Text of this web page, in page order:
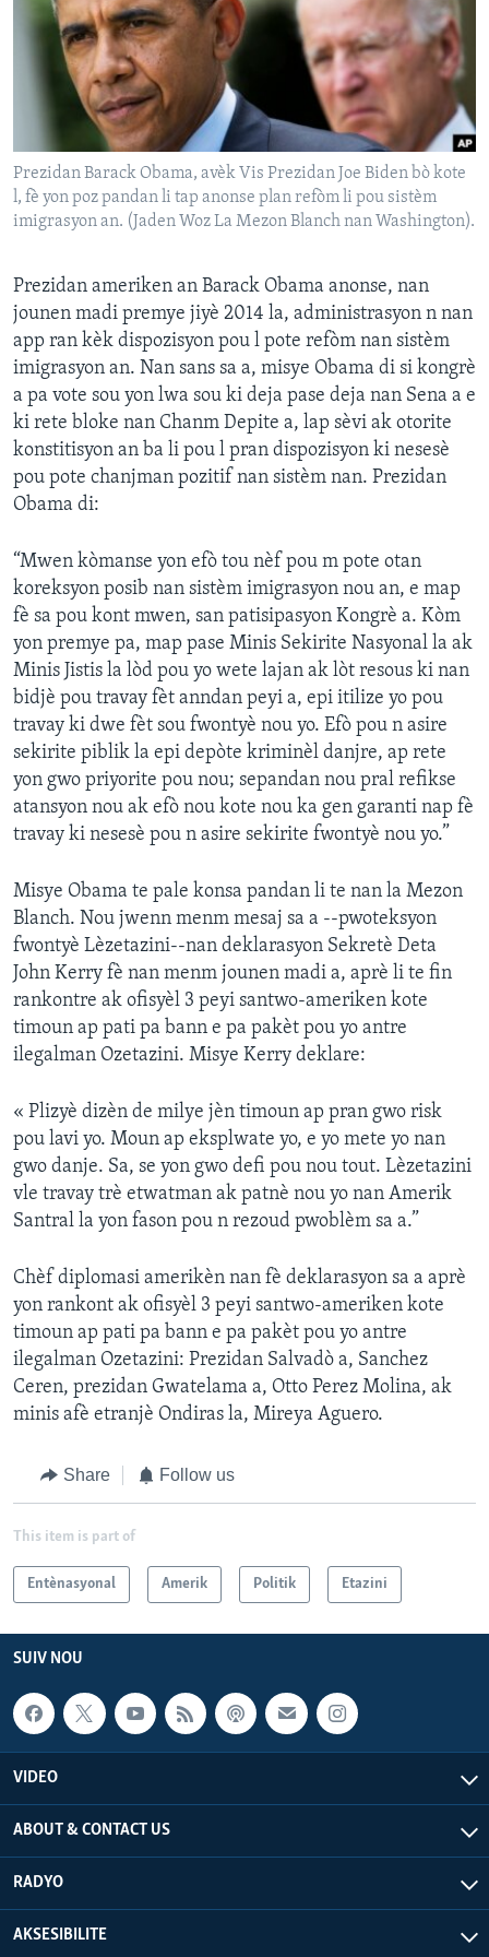
Languages
Prezidan Barack Obama, avèk Vis Prezidan Joe Biden bò kote
l, fè yon poz pandan li tap anonse plan refòm li pou sistèm
imigrasyon an. (Jaden Woz La Mezon Blanch nan Washington).
Prezidan ameriken an Barack Obama anonse, nan
jounen madi premye jiyè 2014 la, administrasyon n nan
app ran kèk dispozisyon pou l pote refòm nan sistèm
imigrasyon an. Nan sans sa a, misye Obama di si kongrè
a pa vote sou yon lwa sou ki deja pase deja nan Sena a e
ki rete bloke nan Chanm Depite a, lap sèvi ak otorite
konstitisyon an ba li pou l pran dispozisyon ki nesesè
pou pote chanjman pozitif nan sistèm nan. Prezidan
Obama di:
“Mwen kòmanse yon efò tou nèf pou m pote otan
koreksyon posib nan sistèm imigrasyon nou an, e map
fè sa pou kont mwen, san patisipasyon Kongrè a. Kòm
yon premye pa, map pase Minis Sekirite Nasyonal la ak
Minis Jistis la lòd pou yo wete lajan ak lòt resous ki nan
bidjè pou travay fèt anndan peyi a, epi itilize yo pou
travay ki dwe fèt sou fwontyè nou yo. Efò pou n asire
sekirite piblik la epi depòte kriminèl danjre, ap rete
yon gwo priyorite pou nou; sepandan nou pral refikse
atansyon nou ak efò nou kote nou ka gen garanti nap fè
travay ki nesesè pou n asire sekirite fwontyè nou yo.”
Misye Obama te pale konsa pandan li te nan la Mezon
Blanch. Nou jwenn menm mesaj sa a --pwoteksyon
fwontyè Lèzetazini--nan deklarasyon Sekretè Deta
John Kerry fè nan menm jounen madi a, aprè li te fin
rankontre ak ofisyèl 3 peyi santwo-ameriken kote
timoun ap pati pa bann e pa pakèt pou yo antre
ilegalman Ozetazini. Misye Kerry deklare:
« Plizyè dizèn de milye jèn timoun ap pran gwo risk
pou lavi yo. Moun ap eksplwate yo, e yo mete yo nan
gwo danje. Sa, se yon gwo defi pou nou tout. Lèzetazini
vle travay trè etwatman ak patnè nou yo nan Amerik
Santral la yon fason pou n rezoud pwoblèm sa a.”
Chèf diplomasi amerikèn nan fè deklarasyon sa a aprè
yon rankont ak ofisyèl 3 peyi santwo-ameriken kote
timoun ap pati pa bann e pa pakèt pou yo antre
ilegalman Ozetazini: Prezidan Salvadò a, Sanchez
Ceren, prezidan Gwatelama a, Otto Perez Molina, ak
minis afè etranjè Ondiras la, Mireya Aguero.
Share Follow us
This item is part of
Entènasyonal Amerik Politik Etazini
SUIV NOU
VIDEO
ABOUT & CONTACT US
RADYO
AKSESIBILITE